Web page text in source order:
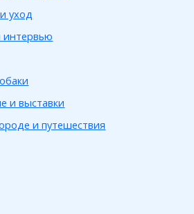
уход
интервью
и выставки
и путешествия